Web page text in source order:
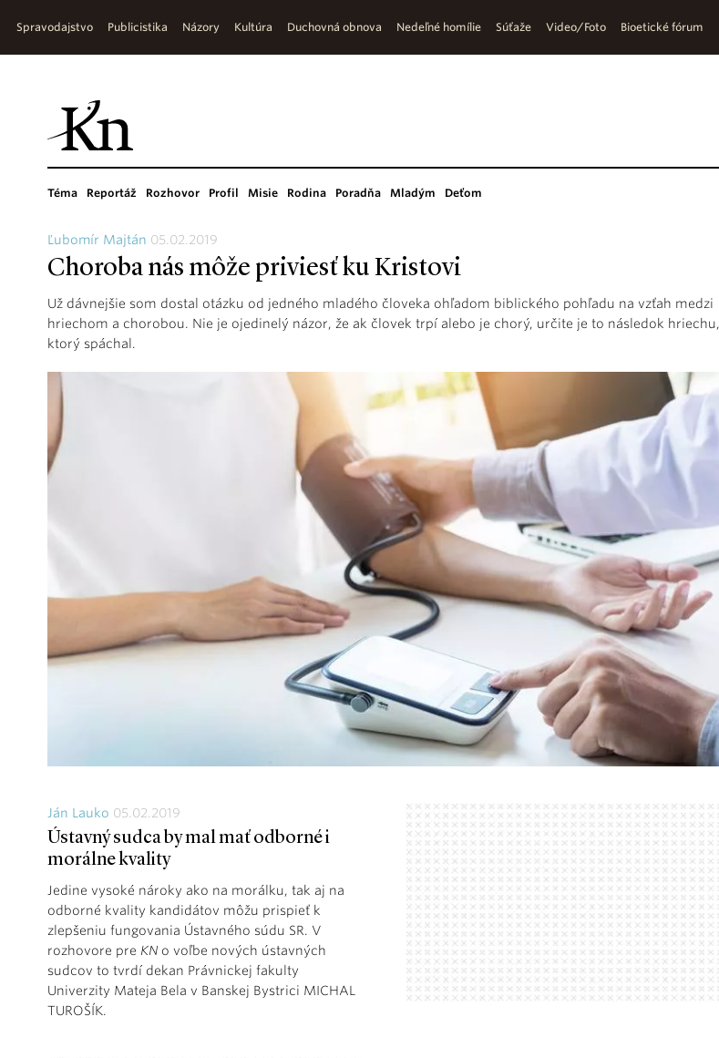
Spravodajstvo Publicistika Názory Kultúra Duchovná obnova Nedeľné homílie Súťaže Video/Foto Bioetické fórum
Téma Reportáž Rozhovor Profil Misie Rodina Poradňa Mladým Deťom
Ľubomír Majtán 05.02.2019
Choroba nás môže priviesť ku Kristovi
Už dávnejšie som dostal otázku od jedného mladého človeka ohľadom biblického pohľadu na vzťah medzi
hriechom a chorobou. Nie je ojedinelý názor, že ak človek trpí alebo je chorý, určite je to následok hriechu,
ktorý spáchal.
Ján Lauko 05.02.2019
Ústavný sudca by mal mať odborné i
morálne kvality
Jedine vysoké nároky ako na morálku, tak aj na
odborné kvality kandidátov môžu prispieť k
zlepšeniu fungovania Ústavného súdu SR. V
rozhovore pre KN o voľbe nových ústavných
sudcov to tvrdí dekan Právnickej fakulty
Univerzity Mateja Bela v Banskej Bystrici MICHAL
TUROŠÍK.